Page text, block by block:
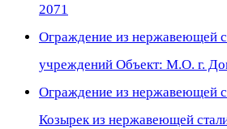
2071
Ограждение из нержавеющей
учреждений Объект: М.О. г.
Ограждение из нержавеющей
Козырек из нержавеющей